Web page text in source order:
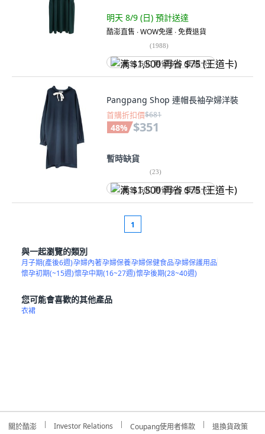
明天 8/9 (日) 預計送達
酷澎直售 ∙ WOW免運 ∙ 免費退貨
(1988)
满 $1,500 再省 $75 (王道卡)
Pangpang Shop 連帽長袖孕婦洋裝
首購折扣價$681
48% $351
暫時缺貨
(23)
满 $1,500 再省 $75 (王道卡)
1
與一起瀏覽的類別
月子期(產後6週)孕婦內著孕婦保養孕婦保健食品孕婦保護用品
懷孕初期(~15週)懷孕中期(16~27週)懷孕後期(28~40週)
您可能會喜歡的其他產品
衣裙
關於酷澎 Investor Relations Coupang使用者條款 退換貨政策